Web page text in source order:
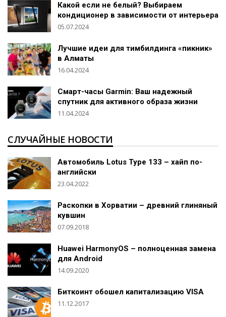
Какой если не белый? Выбираем
кондиционер в зависимости от интерьера
05.07.2024
Лучшие идеи для тимбилдинга «пикник»
в Алматы
16.04.2024
Смарт-часы Garmin: Ваш надежный
спутник для активного образа жизни
11.04.2024
СЛУЧАЙНЫЕ НОВОСТИ
Автомобиль Lotus Type 133 – хайп по-
английски
23.04.2022
Раскопки в Хорватии – древний глиняный
кувшин
07.09.2018
Huawei HarmonyOS – полноценная замена
для Android
14.09.2020
Биткоинт обошел капитализацию VISA
11.12.2017